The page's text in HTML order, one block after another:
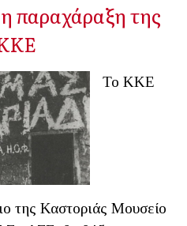
παραχάραξη της
Το ΚΚΕ
της Καστοριάς Μουσείο